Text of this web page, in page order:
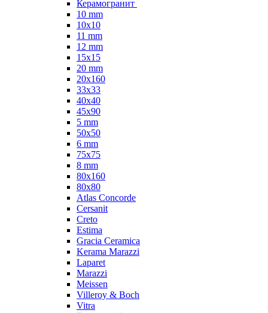
Керамогранит
10 mm
10x10
11 mm
12 mm
15x15
20 mm
20х160
33x33
40х40
45x90
5 mm
50x50
6 mm
75х75
8 mm
80x160
80x80
Atlas Concorde
Cersanit
Creto
Estima
Gracia Ceramica
Kerama Marazzi
Laparet
Marazzi
Meissen
Villeroy & Boch
Vitra